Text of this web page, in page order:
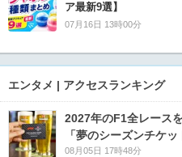
ア最新9選】
07月16日 13時00分
エンタメ | アクセスランキング
2027年のF1全レース
「夢のシーズンチケ
08月05日 17時48分